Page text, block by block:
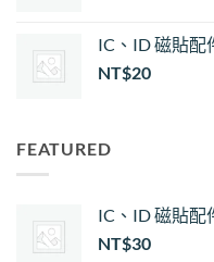
IC、ID 磁貼配
NT$20
FEATURED
IC、ID 磁貼配
NT$30